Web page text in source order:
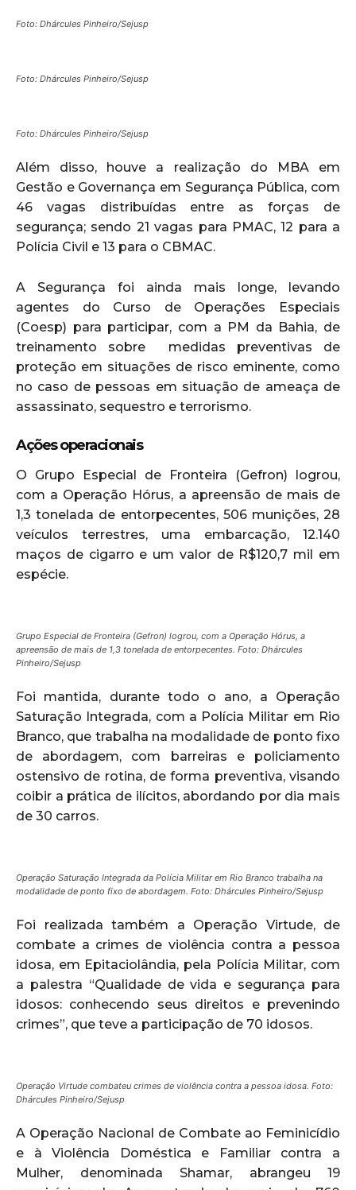
Foto: Dhárcules Pinheiro/Sejusp
Foto: Dhárcules Pinheiro/Sejusp
Foto: Dhárcules Pinheiro/Sejusp
Além disso, houve a realização do MBA em
Gestão e Governança em Segurança Pública, com
46 vagas distribuídas entre as forças de
segurança; sendo 21 vagas para PMAC, 12 para a
Polícia Civil e 13 para o CBMAC.
A Segurança foi ainda mais longe, levando
agentes do Curso de Operações Especiais
(Coesp) para participar, com a PM da Bahia, de
treinamento sobre medidas preventivas de
proteção em situações de risco eminente, como
no caso de pessoas em situação de ameaça de
assassinato, sequestro e terrorismo.
Ações operacionais
O Grupo Especial de Fronteira (Gefron) logrou,
com a Operação Hórus, a apreensão de mais de
1,3 tonelada de entorpecentes, 506 munições, 28
veículos terrestres, uma embarcação, 12.140
maços de cigarro e um valor de R$120,7 mil em
espécie.
Grupo Especial de Fronteira (Gefron) logrou, com a Operação Hórus, a
apreensão de mais de 1,3 tonelada de entorpecentes. Foto: Dhárcules
Pinheiro/Sejusp
Foi mantida, durante todo o ano, a Operação
Saturação Integrada, com a Polícia Militar em Rio
Branco, que trabalha na modalidade de ponto fixo
de abordagem, com barreiras e policiamento
ostensivo de rotina, de forma preventiva, visando
coibir a prática de ilícitos, abordando por dia mais
de 30 carros.
Operação Saturação Integrada da Polícia Militar em Rio Branco trabalha na
modalidade de ponto fixo de abordagem. Foto: Dhárcules Pinheiro/Sejusp
Foi realizada também a Operação Virtude, de
combate a crimes de violência contra a pessoa
idosa, em Epitaciolândia, pela Polícia Militar, com
a palestra “Qualidade de vida e segurança para
idosos: conhecendo seus direitos e prevenindo
crimes”, que teve a participação de 70 idosos.
Operação Virtude combateu crimes de violência contra a pessoa idosa. Foto:
Dhárcules Pinheiro/Sejusp
A Operação Nacional de Combate ao Feminicídio
e à Violência Doméstica e Familiar contra a
Mulher, denominada Shamar, abrangeu 19